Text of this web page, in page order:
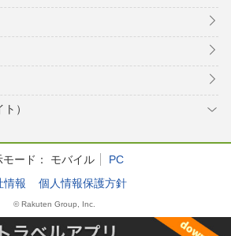
）
ード： モバイル
PC
情報
個人情報保護方針
© Rakuten Group, Inc.